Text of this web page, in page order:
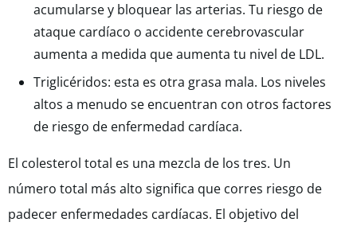
acumularse y bloquear las arterias. Tu riesgo de
ataque cardíaco o accidente cerebrovascular
aumenta a medida que aumenta tu nivel de LDL.
Triglicéridos: esta es otra grasa mala. Los niveles
altos a menudo se encuentran con otros factores
de riesgo de enfermedad cardíaca.
El colesterol total es una mezcla de los tres. Un
número total más alto significa que corres riesgo de
padecer enfermedades cardíacas. El objetivo del